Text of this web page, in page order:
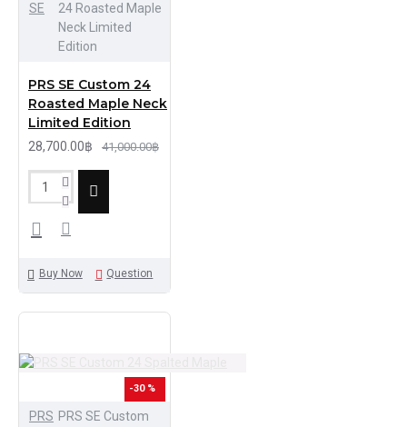
SE
24 Roasted Maple
Neck Limited
Edition
PRS SE Custom 24
Roasted Maple Neck
Limited Edition
28,700.00฿ 41,000.00฿
Buy Now Question
-30 %
PRS PRS SE Custom